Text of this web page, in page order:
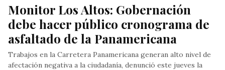
Monitor Los Altos: Gobernación
debe hacer público cronograma de
asfaltado de la Panamericana
Trabajos en la Carretera Panamericana generan alto nivel de
afectación negativa a la ciudadanía, denunció este jueves la